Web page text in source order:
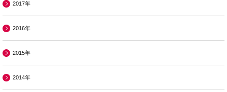
2017年
2016年
2015年
2014年